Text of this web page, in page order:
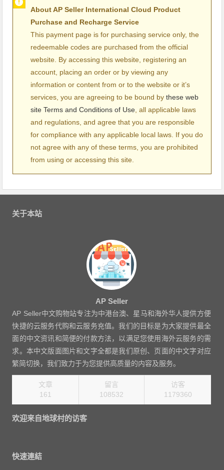
About AP Seller International Cloud Product
Purchase and Recharge Service
This payment page is for purchasing service only, the
redeemable codes are purchased from the official
website. By accessing this website, registering an
account, placing an order or by viewing any
information or content from or to the website or it’s
services, you are agreeing to be bound bythese web
site Terms and Conditions of Use , all applicable laws
and regulations, and agree that you are responsible
for compliance with any applicable local laws. If you do
not agree with any of these terms, you are prohibited
from using or accessing this site.
关于本站
AP Seller
AP Seller中文购物站专注为中港台澳、星马和海外华人提供方便
快捷的云服务代购和云服务充值。我们的目标是为大家提供最全
面的中文资讯和简便的付款方法，以满足您使用海外云服务的需
求。本中文版面图片和文字全都是我们原创、页面的中文字对应
繁简切换，我们致力于为您提供高质量的内容及服务。
文章
161
留言
108532
访客
1270080
欢迎来自地球村的访客
快速連結